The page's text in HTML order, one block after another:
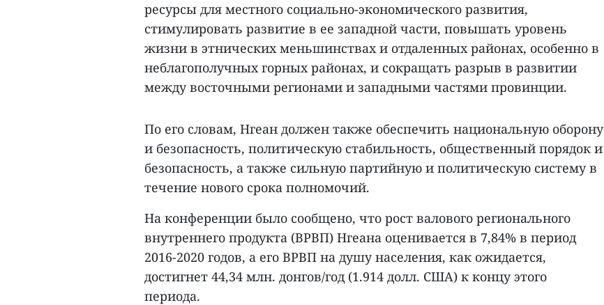
ресурсы для местного социально-экономического развития,
стимулировать развитие в ее западной части, повышать уровень
жизни в этнических меньшинствах и отдаленных районах, особенно в
неблагополучных горных районах, и сокращать разрыв в развитии
между восточными регионами и западными частями провинции.
По его словам, Нгеан должен также обеспечить национальную оборону
и безопасность, политическую стабильность, общественный порядок и
безопасность, а также сильную партийную и политическую систему в
течение нового срока полномочий.
На конференции было сообщено, что рост валового регионального
внутреннего продукта (ВРВП) Нгеана оценивается в 7,84% в период
2016-2020 годов, а его ВРВП на душу населения, как ожидается,
достигнет 44,34 млн. донгов/год (1.914 долл. США) к концу этого
периода.